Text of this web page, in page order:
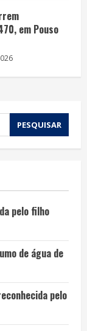
em Pouso
pelo filho
de água de
pelo